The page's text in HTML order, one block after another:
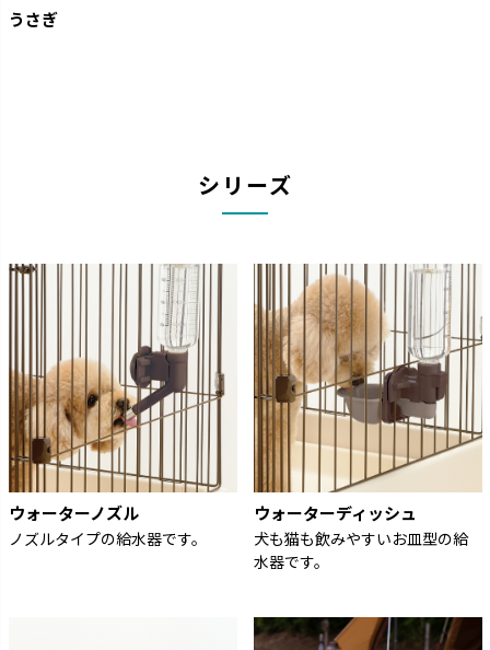
うさぎ
シリーズ
ウォーターノズル
ノズルタイプの給水器です。
ウォーターディッシュ
犬も猫も飲みやすいお皿型の給
水器です。